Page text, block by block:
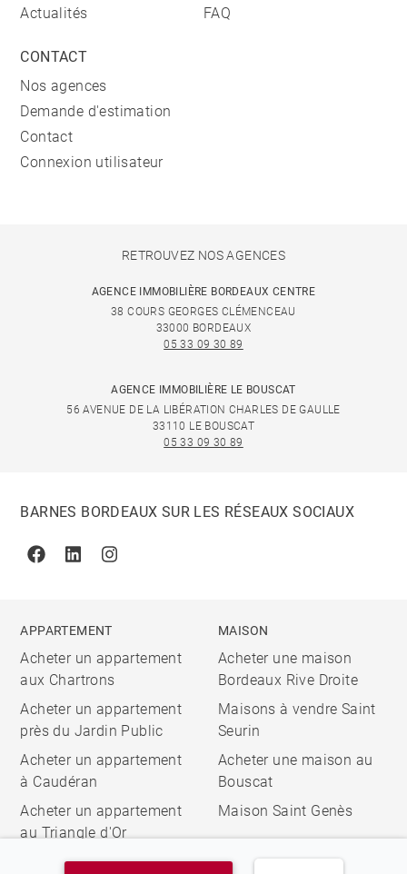
Actualités
FAQ
CONTACT
Nos agences
Demande d'estimation
Contact
Connexion utilisateur
RETROUVEZ NOS AGENCES
AGENCE IMMOBILIÈRE BORDEAUX CENTRE
38 COURS GEORGES CLÉMENCEAU
33000 BORDEAUX
05 33 09 30 89
AGENCE IMMOBILIÈRE LE BOUSCAT
56 AVENUE DE LA LIBÉRATION CHARLES DE GAULLE
33110 LE BOUSCAT
05 33 09 30 89
BARNES BORDEAUX SUR LES RÉSEAUX SOCIAUX
FacebookLinkedinInstagram
APPARTEMENT
Acheter un appartement
aux Chartrons
Acheter un appartement
près du Jardin Public
Acheter un appartement
à Caudéran
Acheter un appartement
au Triangle d'Or
MAISON
Acheter une maison
Bordeaux Rive Droite
Maisons à vendre Saint
Seurin
Acheter une maison au
Bouscat
Maison Saint Genès